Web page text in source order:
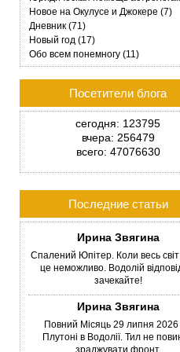
Новое на Окулусе и Джокере (7)
Дневник (71)
Новый год (17)
Обо всем понемногу (11)
Посетители блога
сегодня: 123795
вчера: 256479
всего: 47076630
Последние статьи
Ирина Звягина
Спалений Юпітер. Коли весь
це неможливо. Водолій
зачекайте!
Ирина Звягина
Повний Місяць 29 липня
Плутоні в Водолії. Тил не
зраджувати фронт.